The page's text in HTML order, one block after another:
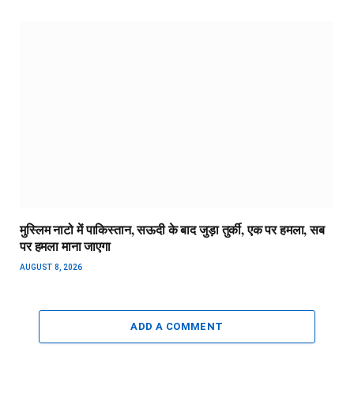
मुस्लिम नाटो में पाकिस्तान, सऊदी के बाद जुड़ा तुर्की, एक पर हमला, सब
पर हमला माना जाएगा
AUGUST 8, 2026
ADD A COMMENT